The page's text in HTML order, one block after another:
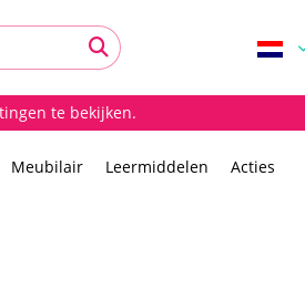
te bekijken.
Meubilair Leermiddelen Acties